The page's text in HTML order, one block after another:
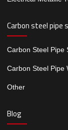
Carbon steel pipe
Carbon Steel Pipe
Carbon Steel Pipe
Other
Blog